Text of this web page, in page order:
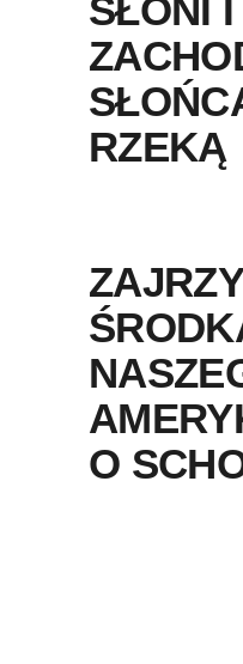
SŁONI I
RZEKĄ
O